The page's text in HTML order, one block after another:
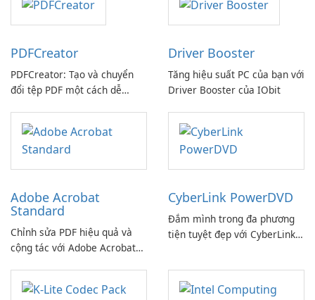
PDFCreator
PDFCreator: Tạo và chuyển
đổi tệp PDF một cách dễ
Driver Booster
Tăng hiệu suất PC của bạn với
Driver Booster của IObit
Adobe Acrobat
Standard
Chỉnh sửa PDF hiệu quả và
cộng tác với Adobe Acrobat
CyberLink PowerDVD
Đắm mình trong đa phương
tiện tuyệt đẹp với CyberLink